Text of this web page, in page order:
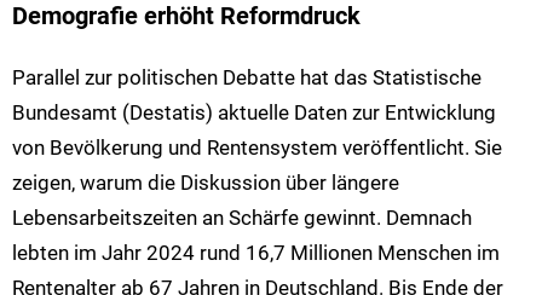
Demografie erhöht Reformdruck
Parallel zur politischen Debatte hat das Statistische
Bundesamt (Destatis) aktuelle Daten zur Entwicklung
von Bevölkerung und Rentensystem veröffentlicht. Sie
zeigen, warum die Diskussion über längere
Lebensarbeitszeiten an Schärfe gewinnt. Demnach
lebten im Jahr 2024 rund 16,7 Millionen Menschen im
Rentenalter ab 67 Jahren in Deutschland. Bis Ende der